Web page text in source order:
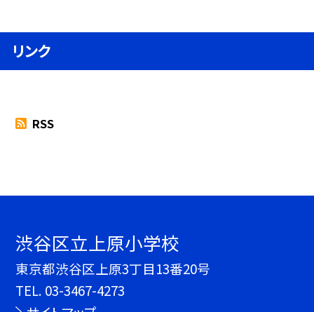
リンク
RSS
渋谷区立上原小学校
東京都渋谷区上原3丁目13番20号
TEL. 03-3467-4273